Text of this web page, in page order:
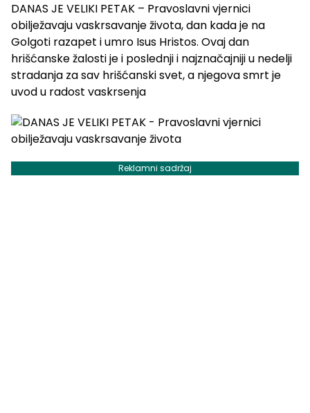
DANAS JE VELIKI PETAK – Pravoslavni vjernici
obilježavaju vaskrsavanje života, dan kada je na
Golgoti razapet i umro Isus Hristos. Ovaj dan
hrišćanske žalosti je i poslednji i najznačajniji u nedelji
stradanja za sav hrišćanski svet, a njegova smrt je
uvod u radost vaskrsenja
Reklamni sadržaj